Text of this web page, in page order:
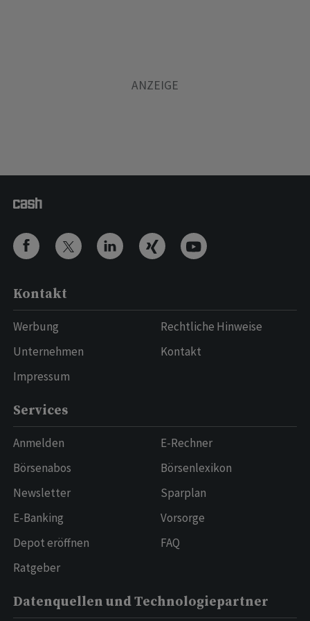
Kontakt
Werbung
Unternehmen
Impressum
Rechtliche Hinweise
Kontakt
Services
Anmelden
Börsenabos
Newsletter
E-Banking
Depot eröffnen
Ratgeber
E-Rechner
Börsenlexikon
Sparplan
Vorsorge
FAQ
Datenquellen und Technologiepartner